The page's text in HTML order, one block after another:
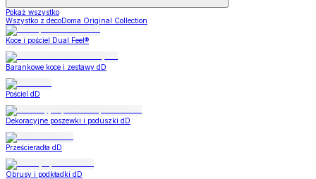
Pokaż wszystko
Wszystko z decoDoma Original Collection
Koce i pościel Dual Feel®
Barankowe koce i zestawy dD
Pościel dD
Dekoracyjne poszewki i poduszki dD
Prześcieradła dD
Obrusy i podkładki dD